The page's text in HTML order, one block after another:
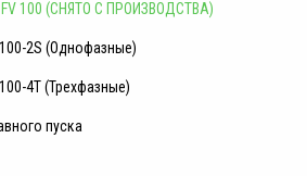
100 (СНЯТО С ПРОИЗВОДСТВА)
2S (Однофазные)
4T (Трехфазные)
пуска